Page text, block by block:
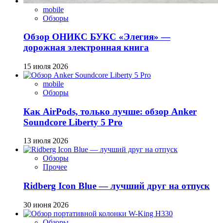
mobile
Обзоры
Обзор ОНИКС БУКС «Элегия» —
дорожная электронная книга
15 июля 2026
mobile
Обзоры
Как AirPods, только лучше: обзор Anker
Soundcore Liberty 5 Pro
13 июля 2026
Обзоры
Прочее
Ridberg Icon Blue — лучший друг на отпуск
30 июня 2026